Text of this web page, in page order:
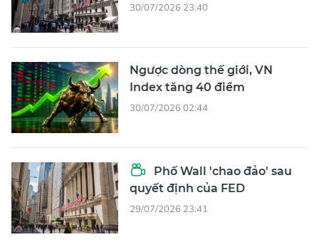
30/07/2026 23:40
Ngược dòng thế giới, VN
Index tăng 40 điểm
30/07/2026 02:44
Phố Wall 'chao đảo' sau
quyết định của FED
29/07/2026 23:41